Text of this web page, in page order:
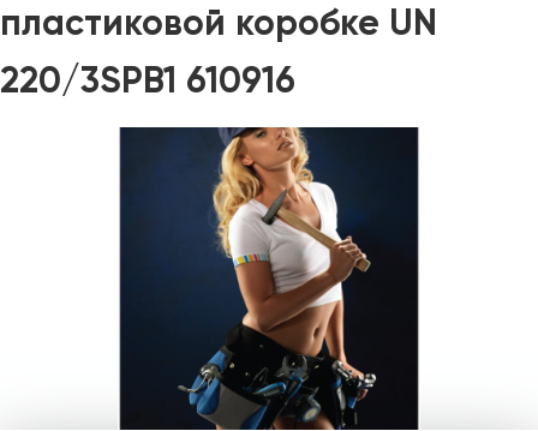
пластиковой коробке UN
220/3SPB1 610916